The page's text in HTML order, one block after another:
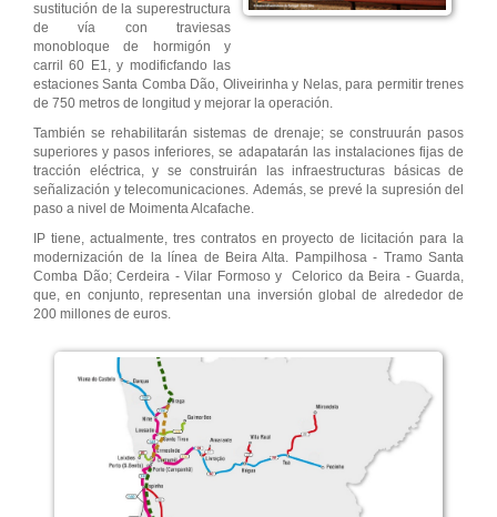
sustitución de la superestructura
de vía con traviesas
monobloque de hormigón y
carril 60 E1, y modificfando las
estaciones Santa Comba Dão, Oliveirinha y Nelas, para permitir trenes
de 750 metros de longitud y mejorar la operación.
También se rehabilitarán sistemas de drenaje; se construurán pasos
superiores y pasos inferiores, se adapatarán las instalaciones fijas de
tracción eléctrica, y se construirán las infraestructuras básicas de
señalización y telecomunicaciones. Además, se prevé la supresión del
paso a nivel de Moimenta Alcafache.
IP tiene, actualmente, tres contratos en proyecto de licitación para la
modernización de la línea de Beira Alta. Pampilhosa - Tramo Santa
Comba Dão; Cerdeira - Vilar Formoso y Celorico da Beira - Guarda,
que, en conjunto, representan una inversión global de alrededor de
200 millones de euros.